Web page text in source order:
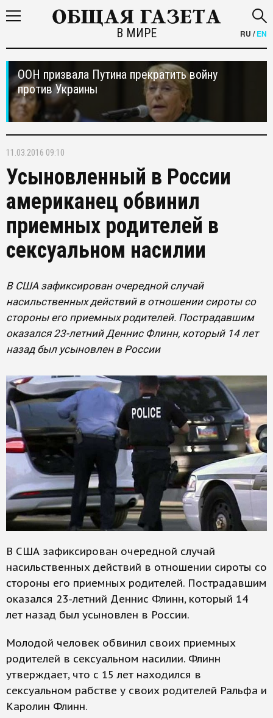
В МИРЕ RU /EN
ООН призвала Путина прекратить войну
против Украины
11.03.2016 09:10
Усыновленный в России
американец обвинил
приемных родителей в
сексуальном насилии
В США зафиксирован очередной случай
насильственных действий в отношении сироты со
стороны его приемных родителей. Пострадавшим
оказался 23-летний Деннис Флинн, который 14 лет
назад был усыновлен в России
В США зафиксирован очередной случай
насильственных действий в отношении сироты со
стороны его приемных родителей. Пострадавшим
оказался 23-летний Деннис Флинн, который 14
лет назад был усыновлен в России.
Молодой человек обвинил своих приемных
родителей в сексуальном насилии. Флинн
утверждает, что с 15 лет находился в
сексуальном рабстве у своих родителей Ральфа и
Каролин Флинн.